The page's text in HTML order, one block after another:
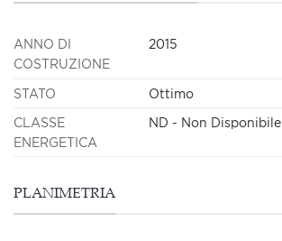
ANNO DI
COSTRUZIONE
2015
STATO Ottimo
CLASSE
ENERGETICA
ND - Non Disponibile
PLANIMETRIA